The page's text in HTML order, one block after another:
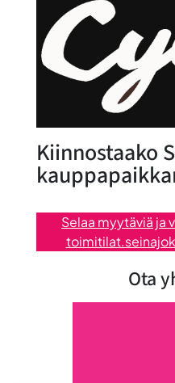
Kiinnostaako
Selaa myytäviä ja
Ota